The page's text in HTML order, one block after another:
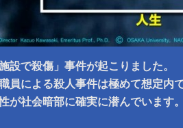
設で殺傷」事件が起こりました。
員による殺人事件は極めて想定内
が社会暗部に確実に潜んでいます